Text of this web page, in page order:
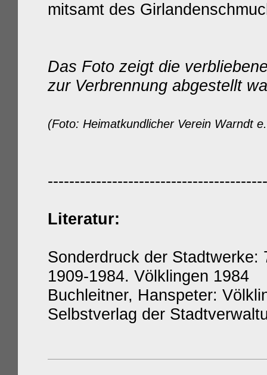
mitsamt des
Das Foto zeigt die
zur Verbrennung abgestellt
(Foto: Heimatkundlicher Verein Warndt
Literatur:
Sonderdruck der
1909-1984. Völklingen 1984
Buchleitner, Hanspeter:
Selbstverlag der